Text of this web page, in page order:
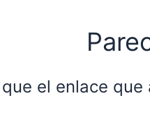
el enlace